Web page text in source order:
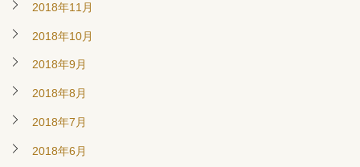
2018年11月
2018年10月
2018年9月
2018年8月
2018年7月
2018年6月